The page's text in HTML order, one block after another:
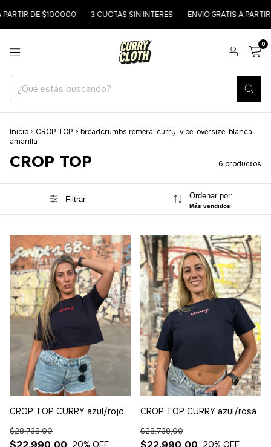
DE $100000 3 CUOTAS SIN INTERES ENVIO GRATIS A
0
Inicio > CROP TOP > breadcrumbs.remera-curry-vibe-oversize-blanca-
amarilla
CROP TOP 6 productos
Filtrar Ordenar por:
Más vendidos
CROP TOP CURRY azul/rojo
$28.738,00
20% OFF
CROP TOP CURRY azul/rosa
$28.738,00
20% OFF